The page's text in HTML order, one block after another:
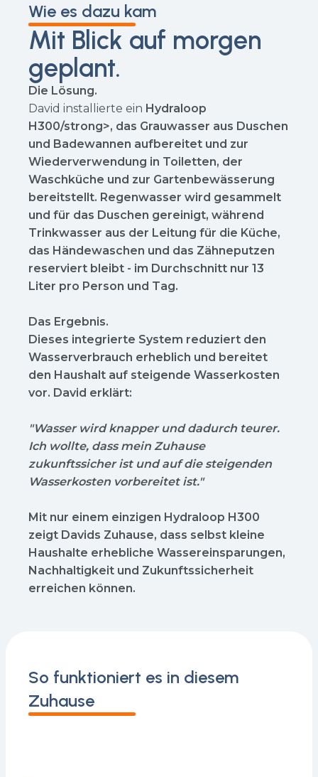
Wie es dazu kam
Mit Blick auf morgen
geplant.
Die Lösung.
David installierte ein Hydraloop
H300/strong>, das Grauwasser aus Duschen
und Badewannen aufbereitet und zur
Wiederverwendung in Toiletten, der
Waschküche und zur Gartenbewässerung
bereitstellt. Regenwasser wird gesammelt
und für das Duschen gereinigt, während
Trinkwasser aus der Leitung für die Küche,
das Händewaschen und das Zähneputzen
reserviert bleibt - im Durchschnitt nur 13
Liter pro Person und Tag.
Das Ergebnis.
Dieses integrierte System reduziert den
Wasserverbrauch erheblich und bereitet
den Haushalt auf steigende Wasserkosten
vor. David erklärt:
"Wasser wird knapper und dadurch teurer.
Ich wollte, dass mein Zuhause
zukunftssicher ist und auf die steigenden
Wasserkosten vorbereitet ist."
Mit nur einem einzigen Hydraloop H300
zeigt Davids Zuhause, dass selbst kleine
Haushalte erhebliche Wassereinsparungen,
Nachhaltigkeit und Zukunftssicherheit
erreichen können.
So funktioniert es in diesem
Zuhause